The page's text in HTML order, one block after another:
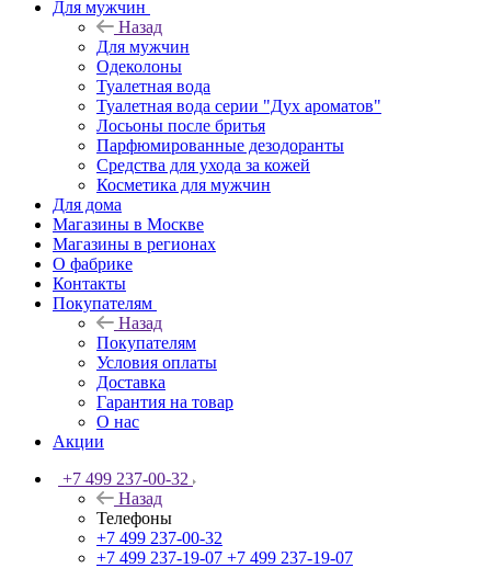
Для мужчин
Назад
Для мужчин
Одеколоны
Туалетная вода
Туалетная вода серии "Дух ароматов"
Лосьоны после бритья
Парфюмированные дезодоранты
Средства для ухода за кожей
Косметика для мужчин
Для дома
Магазины в Москве
Магазины в регионах
О фабрике
Контакты
Покупателям
Назад
Покупателям
Условия оплаты
Доставка
Гарантия на товар
О нас
Акции
+7 499 237-00-32
Назад
Телефоны
+7 499 237-00-32
+7 499 237-19-07 +7 499 237-19-07